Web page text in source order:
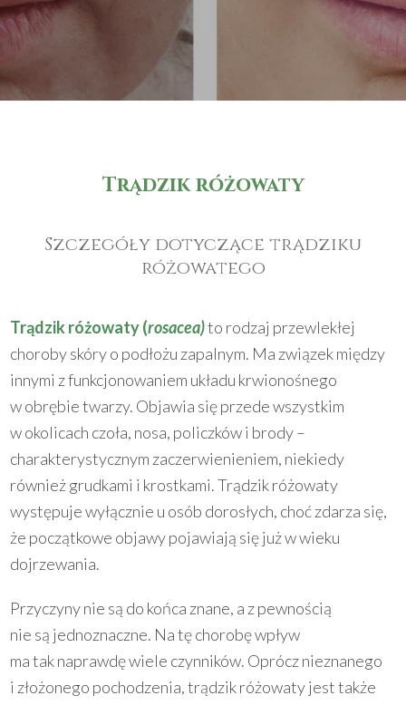
Trądzik różowaty
Szczegóły dotyczące trądziku
różowatego
Trądzik różowaty (rosacea)to rodzaj przewlekłej
choroby skóry o podłożu zapalnym. Ma związek między
innymi z funkcjonowaniem układu krwionośnego
w obrębie twarzy. Objawia się przede wszystkim
w okolicach czoła, nosa, policzków i brody –
charakterystycznym zaczerwienieniem, niekiedy
również grudkami i krostkami. Trądzik różowaty
występuje wyłącznie u osób dorosłych, choć zdarza się,
że początkowe objawy pojawiają się już w wieku
dojrzewania.
Przyczyny nie są do końca znane, a z pewnością
nie są jednoznaczne. Na tę chorobę wpływ
ma tak naprawdę wiele czynników. Oprócz nieznanego
i złożonego pochodzenia, trądzik różowaty jest także